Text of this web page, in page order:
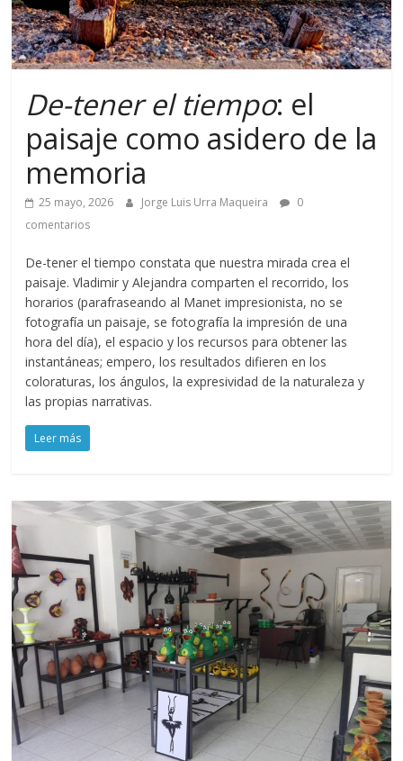
De-tener el tiempo: el
paisaje como asidero de la
memoria
25 mayo, 2026 Jorge Luis Urra Maqueira
0
comentarios
De-tener el tiempo constata que nuestra mirada crea el
paisaje. Vladimir y Alejandra comparten el recorrido, los
horarios (parafraseando al Manet impresionista, no se
fotografía un paisaje, se fotografía la impresión de una
hora del día), el espacio y los recursos para obtener las
instantáneas; empero, los resultados difieren en los
coloraturas, los ángulos, la expresividad de la naturaleza y
las propias narrativas.
Leer más